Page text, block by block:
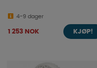
4-9 dager
1 253 NOK KJØP!